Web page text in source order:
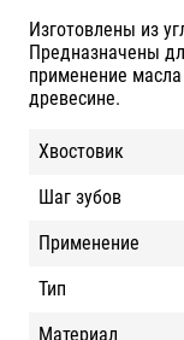
Изготовлены из
Предназначены
применение
древесине.
Хвостовик
Шаг зубов
Применение
Тип
Материал